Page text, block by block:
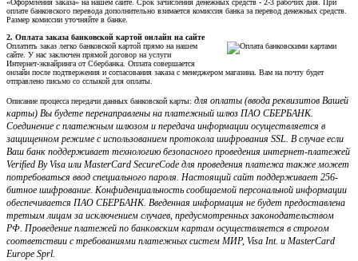
«Оформления заказа» на нашем сайте. Срок зачисления денежных средств - 2-3 рабочих дня. При
оплате банковского перевода дополнительно взимается комиссия банка за перевод денежных средств.
Размер комиссии уточняйте в банке.
2. Оплата заказа банковской картой онлайн на сайте
Оплатить заказ легко банковской картой прямо на нашем
сайте. У нас заключен прямой договор на услуги
Интернет-эквайринга от Сбербанка. Оплата совершается
онлайн после подтвержения и согласования заказа с менеджером магазина. Вам на почту будет
отправлено письмо со сслыкой для оплаты.
Описание процесса передачи данных банковской карты: для оплаты (ввода реквизитов Вашей
карты) Вы будете перенаправлены на платежный шлюз ПАО СБЕРБАНК.
Соединение с платежным шлюзом и передача информации осуществляется в
защищенном режиме с использованием протокола шифрования SSL. В случае если
Ваш банк поддерживает технологию безопасного проведения интернет-платежей
Verified By Visa или MasterCard SecureCode для проведения платежа также может
потребоваться ввод специального пароля. Настоящий сайт поддерживает 256-
битное шифрование. Конфиденциальность сообщаемой персональной информации
обеспечивается ПАО СБЕРБАНК. Введенная информация не будет предоставлена
третьим лицам за исключением случаев, предусмотренных законодательством
РФ. Проведение платежей по банковским картам осуществляется в строгом
соответствии с требованиями платежных систем МИР, Visa Int. и MasterCard
Europe Sprl.